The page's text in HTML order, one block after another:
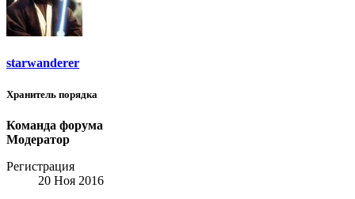
starwanderer
Хранитель порядка
Команда форума
Модератор
Регистрация
20 Ноя 2016